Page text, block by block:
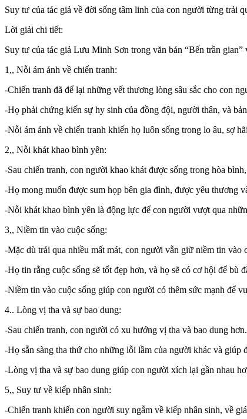
Suy tư của tác giả về đời sống tâm linh của con người từng trải
Lời giải chi tiết:
Suy tư của tác giả Lưu Minh Sơn trong văn bản “Bến trần
1,, Nỗi ám ảnh về chiến tranh:
-Chiến tranh đã để lại những vết thương lòng sâu sắc cho con
-Họ phải chứng kiến sự hy sinh của đồng đội, người thân, và
-Nỗi ám ảnh về chiến tranh khiến họ luôn sống trong lo âu, sợ
2,, Nỗi khát khao bình yên:
-Sau chiến tranh, con người khao khát được sống trong hòa
-Họ mong muốn được sum họp bên gia đình, được yêu thương
-Nỗi khát khao bình yên là động lực để con người vượt qua
3,, Niềm tin vào cuộc sống:
-Mặc dù trải qua nhiều mất mát, con người vẫn giữ niềm tin vào
-Họ tin rằng cuộc sống sẽ tốt đẹp hơn, và họ sẽ có cơ hội để bù
-Niềm tin vào cuộc sống giúp con người có thêm sức mạnh để
4.. Lòng vị tha và sự bao dung:
-Sau chiến tranh, con người có xu hướng vị tha và bao dung hơn.
-Họ sẵn sàng tha thứ cho những lỗi lầm của người khác và giúp
-Lòng vị tha và sự bao dung giúp con người xích lại gần nhau
5,, Suy tư về kiếp nhân sinh:
-Chiến tranh khiến con người suy ngẫm về kiếp nhân sinh, về